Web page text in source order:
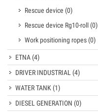
Rescue device (0)
Rescue device Rg10-roll (0)
Work positioning ropes (0)
ETNA (4)
DRIVER INDUSTRIAL (4)
WATER TANK (1)
DIESEL GENERATION (0)